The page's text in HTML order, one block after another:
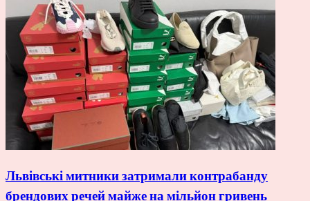
Львівські митники затримали контрабанду
брендових речей майже на мільйон гривень